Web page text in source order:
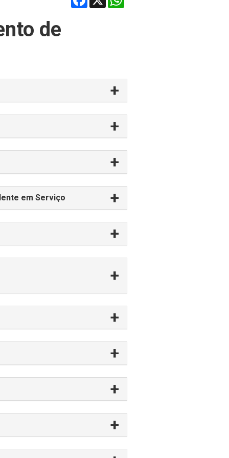
de
em Serviço